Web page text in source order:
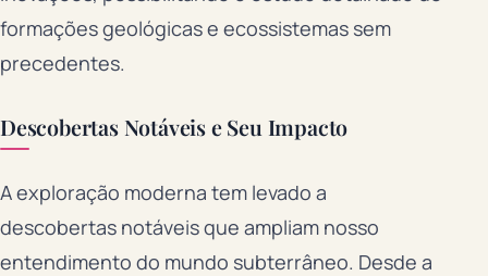
formações geológicas e ecossistemas sem
precedentes.
Descobertas Notáveis e Seu Impacto
A exploração moderna tem levado a
descobertas notáveis que ampliam nosso
entendimento do mundo subterrâneo. Desde a